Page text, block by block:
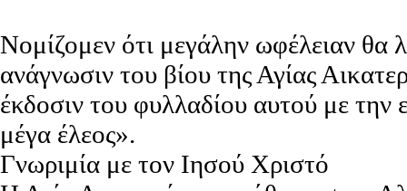
Νομίζομεν ότι μεγάλην ωφέλειαν
ανάγνωσιν του βίου της Αγίας
έκδοσιν του φυλλαδίου αυτού με
μέγα έλεος».
Γνωριμία με τον Ιησού Χριστό